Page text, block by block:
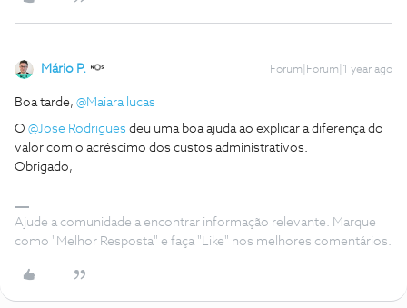
Mário P. Forum|Forum|1 year ago
Boa tarde, ​ @Maiara lucas
O ​ @Jose Rodrigues deu uma boa ajuda ao explicar a diferença do
valor com o acréscimo dos custos administrativos.
Obrigado,
Ajude a comunidade a encontrar informação relevante. Marque
como "Melhor Resposta" e faça "Like" nos melhores comentários.